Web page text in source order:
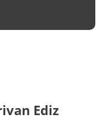
Ediz